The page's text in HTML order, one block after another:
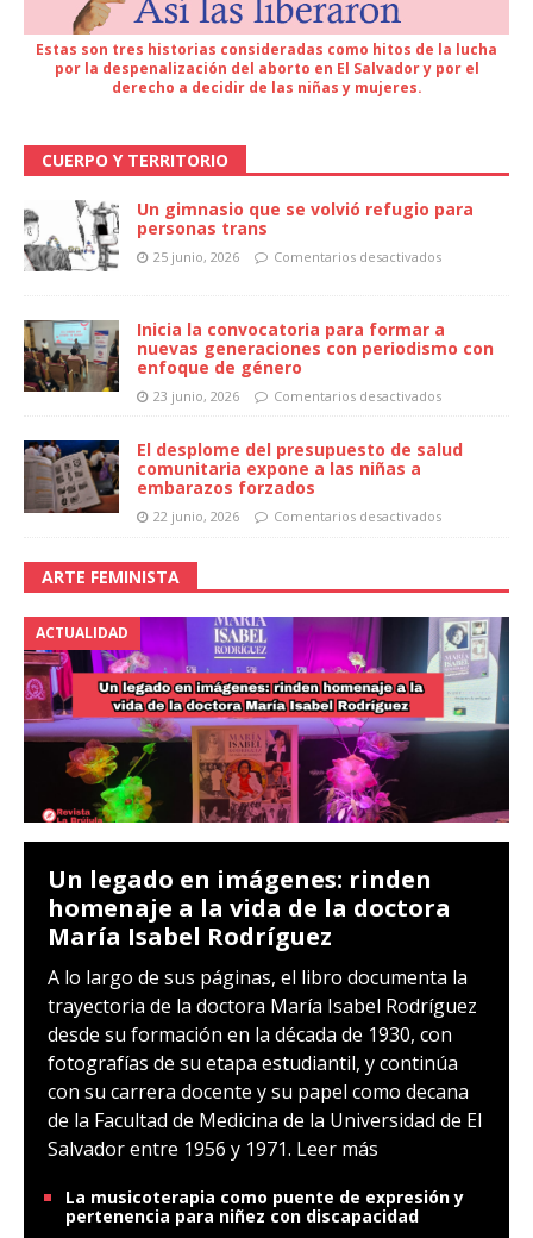
Estas son tres historias consideradas como hitos de la lucha
por la despenalización del aborto en El Salvador y por el
derecho a decidir de las niñas y mujeres.
CUERPO Y TERRITORIO
Un gimnasio que se volvió refugio para
personas trans
25 junio, 2026 Comentarios desactivados
Inicia la convocatoria para formar a
nuevas generaciones con periodismo con
enfoque de género
23 junio, 2026 Comentarios desactivados
El desplome del presupuesto de salud
comunitaria expone a las niñas a
embarazos forzados
22 junio, 2026 Comentarios desactivados
ARTE FEMINISTA
ACTUALIDAD
Un legado en imágenes: rinden
homenaje a la vida de la doctora
María Isabel Rodríguez
A lo largo de sus páginas, el libro documenta la
trayectoria de la doctora María Isabel Rodríguez
desde su formación en la década de 1930, con
fotografías de su etapa estudiantil, y continúa
con su carrera docente y su papel como decana
de la Facultad de Medicina de la Universidad de El
Salvador entre 1956 y 1971. Leer más
La musicoterapia como puente de expresión y
pertenencia para niñez con discapacidad